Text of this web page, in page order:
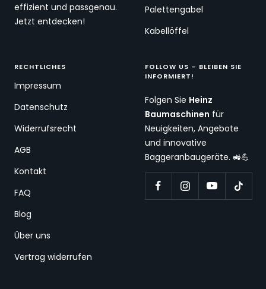
effizient und passgenau.
Jetzt entdecken!
Palettengabel
Kabellöffel
RECHTLICHES
Impressum
Datenschutz
Widerrufsrecht
AGB
Kontakt
FAQ
Blog
Über uns
Vertrag widerrufen
FOLLOW US – BLEIBEN SIE
INFORMIERT!
Folgen Sie Heinz
Baumaschinen für
Neuigkeiten, Angebote
und innovative
Baggeranbaugeräte. 🚜💪